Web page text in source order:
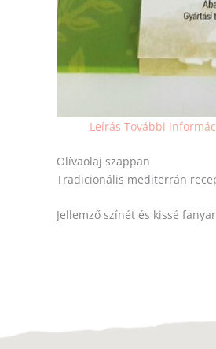
Leírás További
Olívaolaj szappan
Tradicionális mediterrán
Jellemző színét és kissé